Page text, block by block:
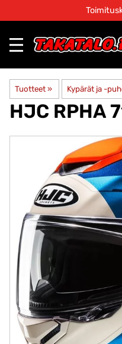
Tuotteet ‪» Kypärät ja -
HJC RPHA